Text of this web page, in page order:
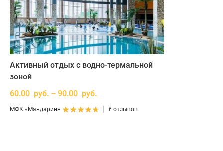
Активный отдых с водно-термальной
зоной
60.00 руб. – 90.00 руб.
МФК «Мандарин» 6 отзывов